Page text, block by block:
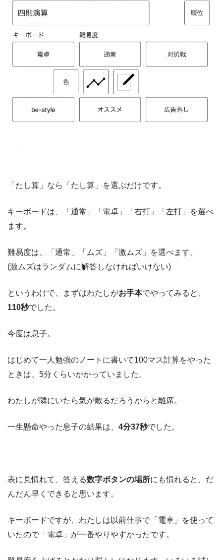
「たし算」なら「たし算」を選ぶだけです。
キーボードは、「通常」「電卓」「右打」「左打」を選べ
ます。
難易度は、「通常」「ムズ」「激ムズ」を選べます。
(激ムズはランダムに解答しなければいけない)
というわけで、まずはわたしがお手本でやってみると、
110秒でした。
今度は息子。
はじめて一人勉強のノートに書いて100マス計算をやった
ときは、5分くらいかかっていました。
わたしが隣にいたら気が散るだろうからと離席。
一生懸命やった息子の結果は、 4分37秒でした。
表に見慣れて、答える数字ボタンの場所にも慣れると、だ
んだん早くできると思います。
キーボードですが、わたしは以前仕事で「電卓」を使って
いたので「電卓」が一番やりやすかったです。